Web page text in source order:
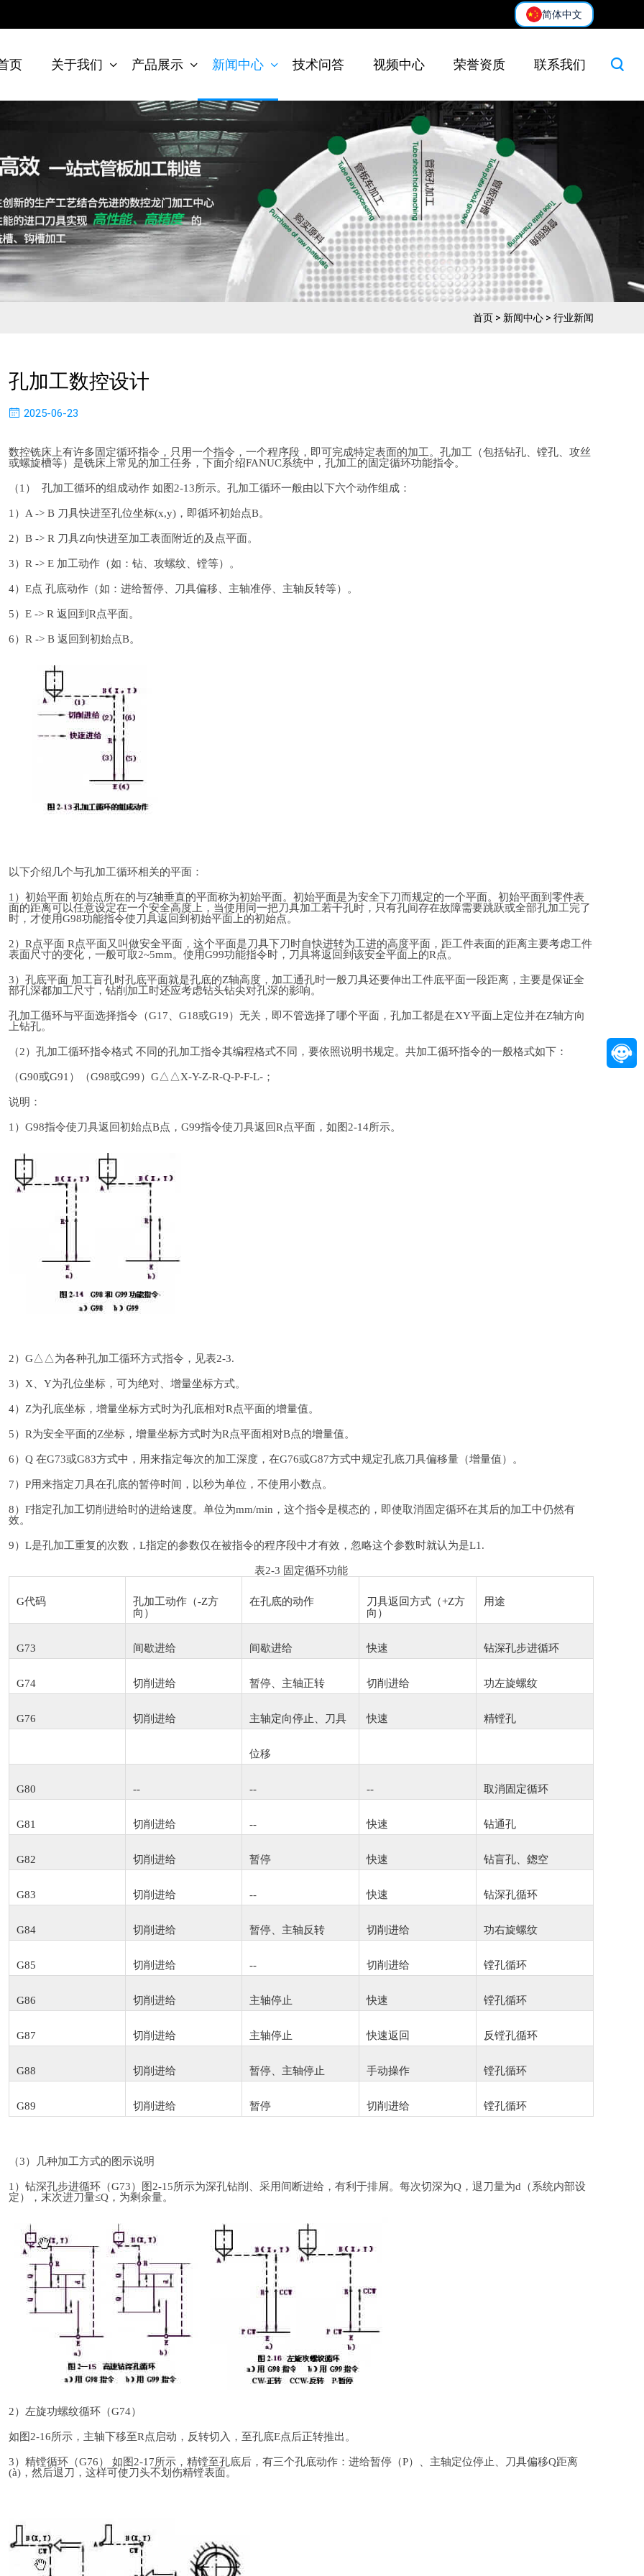
简体中文
页 关于我们 产品展示 新闻中心 技术问答 视频中心 荣誉资质 联系我们
首页 > 新闻中心 > 行业新闻
孔加工数控设计
2025-06-23
数控铣床上有许多固定循环指令，只用一个指令，一个程序段，即可完成特定表面的加工。孔加工（包括钻孔、镗孔、攻丝
或螺旋槽等）是铣床上常见的加工任务，下面介绍FANUC系统中，孔加工的固定循环功能指令。
（1） 孔加工循环的组成动作 如图2-13所示。孔加工循环一般由以下六个动作组成：
1）A -> B 刀具快进至孔位坐标(x,y)，即循环初始点B。
2）B -> R 刀具Z向快进至加工表面附近的及点平面。
3）R -> E 加工动作（如：钻、攻螺纹、镗等）。
4）E点 孔底动作（如：进给暂停、刀具偏移、主轴准停、主轴反转等）。
5）E -> R 返回到R点平面。
6）R -> B 返回到初始点B。
以下介绍几个与孔加工循环相关的平面：
1）初始平面 初始点所在的与Z轴垂直的平面称为初始平面。初始平面是为安全下刀而规定的一个平面。初始平面到零件表
面的距离可以任意设定在一个安全高度上，当使用同一把刀具加工若干孔时，只有孔间存在故障需要跳跃或全部孔加工完了
时，才使用G98功能指令使刀具返回到初始平面上的初始点。
2）R点平面 R点平面又叫做安全平面，这个平面是刀具下刀时自快进转为工进的高度平面，距工件表面的距离主要考虑工件
表面尺寸的变化，一般可取2~5mm。使用G99功能指令时，刀具将返回到该安全平面上的R点。
3）孔底平面 加工盲孔时孔底平面就是孔底的Z轴高度，加工通孔时一般刀具还要伸出工件底平面一段距离，主要是保证全
部孔深都加工尺寸，钻削加工时还应考虑钻头钻尖对孔深的影响。
孔加工循环与平面选择指令（G17、G18或G19）无关，即不管选择了哪个平面，孔加工都是在XY平面上定位并在Z轴方向
上钻孔。
（2）孔加工循环指令格式 不同的孔加工指令其编程格式不同，要依照说明书规定。共加工循环指令的一般格式如下：
（G90或G91）（G98或G99）G△△X-Y-Z-R-Q-P-F-L-；
说明：
1）G98指令使刀具返回初始点B点，G99指令使刀具返回R点平面，如图2-14所示。
2）G△△为各种孔加工循环方式指令，见表2-3.
3）X、Y为孔位坐标，可为绝对、增量坐标方式。
4）Z为孔底坐标，增量坐标方式时为孔底相对R点平面的增量值。
5）R为安全平面的Z坐标，增量坐标方式时为R点平面相对B点的增量值。
6）Q 在G73或G83方式中，用来指定每次的加工深度，在G76或G87方式中规定孔底刀具偏移量（增量值）。
7）P用来指定刀具在孔底的暂停时间，以秒为单位，不使用小数点。
8）F指定孔加工切削进给时的进给速度。单位为mm/min，这个指令是模态的，即使取消固定循环在其后的加工中仍然有
效。
9）L是孔加工重复的次数，L指定的参数仅在被指令的程序段中才有效，忽略这个参数时就认为是L1.
表2-3 固定循环功能
G代码
孔加工动作（-Z方
向）
在孔底的动作
刀具返回方式（+Z方
向）
用途
G73 间歇进给 间歇进给 快速 钻深孔步进循环
G74 切削进给 暂停、主轴正转 切削进给 功左旋螺纹
G76 切削进给 主轴定向停止、刀具 快速 精镗孔
位移
G80 -- -- -- 取消固定循环
G81 切削进给 -- 快速 钻通孔
G82 切削进给 暂停 快速 钻盲孔、鍯空
G83 切削进给 -- 快速 钻深孔循环
G84 切削进给 暂停、主轴反转 切削进给 功右旋螺纹
G85 切削进给 -- 切削进给 镗孔循环
G86 切削进给 主轴停止 快速 镗孔循环
G87 切削进给 主轴停止 快速返回 反镗孔循环
G88 切削进给 暂停、主轴停止 手动操作 镗孔循环
G89 切削进给 暂停 切削进给 镗孔循环
（3）几种加工方式的图示说明
1）钻深孔步进循环（G73）图2-15所示为深孔钻削、采用间断进给，有利于排屑。每次切深为Q，退刀量为d（系统内部设
定），末次进刀量≤Q，为剩余量。
2）左旋功螺纹循环（G74）
如图2-16所示，主轴下移至R点启动，反转切入，至孔底E点后正转推出。
3）精镗循环（G76） 如图2-17所示，精镗至孔底后，有三个孔底动作：进给暂停（P）、主轴定位停止、刀具偏移Q距离
(à)，然后退刀，这样可使刀头不划伤精镗表面。